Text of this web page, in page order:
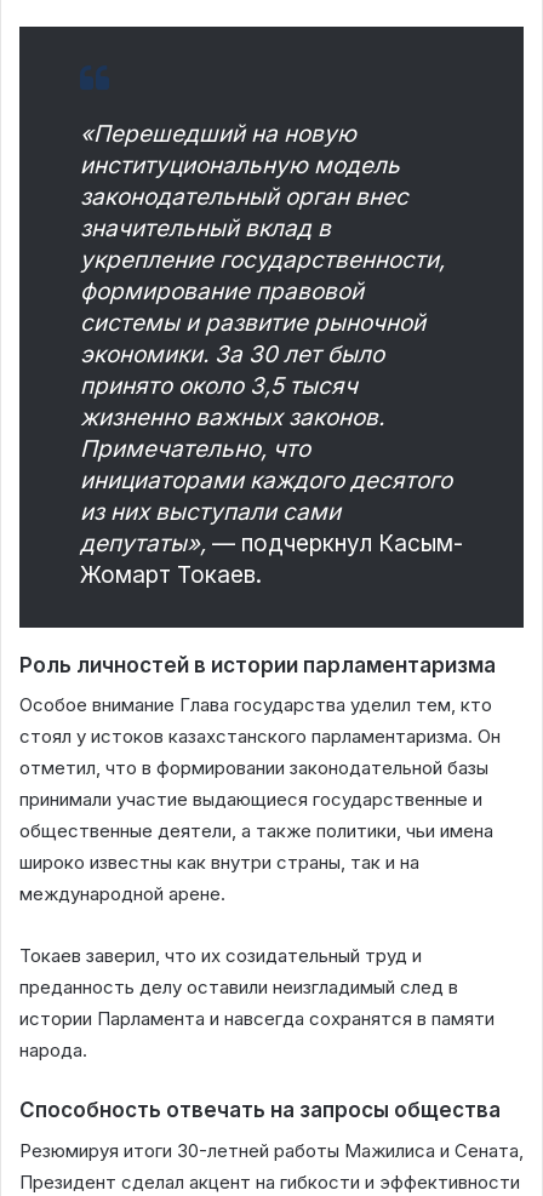
«Перешедший на новую
институциональную модель
законодательный орган внес
значительный вклад в
укрепление государственности,
формирование правовой
системы и развитие рыночной
экономики. За 30 лет было
принято около 3,5 тысяч
жизненно важных законов.
Примечательно, что
инициаторами каждого десятого
из них выступали сами
депутаты», — подчеркнул Касым-
Жомарт Токаев.
Роль личностей в истории парламентаризма
Особое внимание Глава государства уделил тем, кто
стоял у истоков казахстанского парламентаризма. Он
отметил, что в формировании законодательной базы
принимали участие выдающиеся государственные и
общественные деятели, а также политики, чьи имена
широко известны как внутри страны, так и на
международной арене.
Токаев заверил, что их созидательный труд и
преданность делу оставили неизгладимый след в
истории Парламента и навсегда сохранятся в памяти
народа.
Способность отвечать на запросы общества
Резюмируя итоги 30-летней работы Мажилиса и Сената,
Президент сделал акцент на гибкости и эффективности